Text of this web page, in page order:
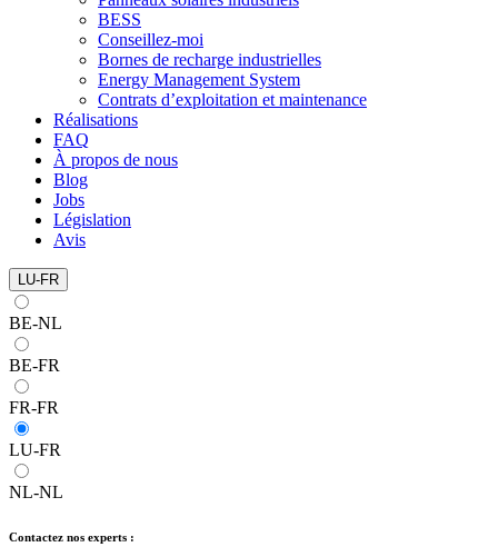
BESS
Conseillez-moi
Bornes de recharge industrielles
Energy Management System
Contrats d’exploitation et maintenance
Réalisations
FAQ
À propos de nous
Blog
Jobs
Législation
Avis
LU-FR
BE-NL
BE-FR
FR-FR
LU-FR
NL-NL
Contactez nos experts :